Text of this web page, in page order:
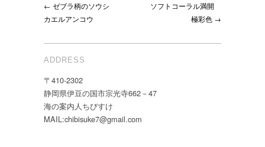
← ゼブラ柄のソウシ
カエルアンコウ
ソフトコーラル満開
極彩色 →
ADDRESS
〒410-2302
静岡県伊豆の国市宗光寺662－47
海の案内人ちびすけ
MAIL:chibisuke7@gmail.com